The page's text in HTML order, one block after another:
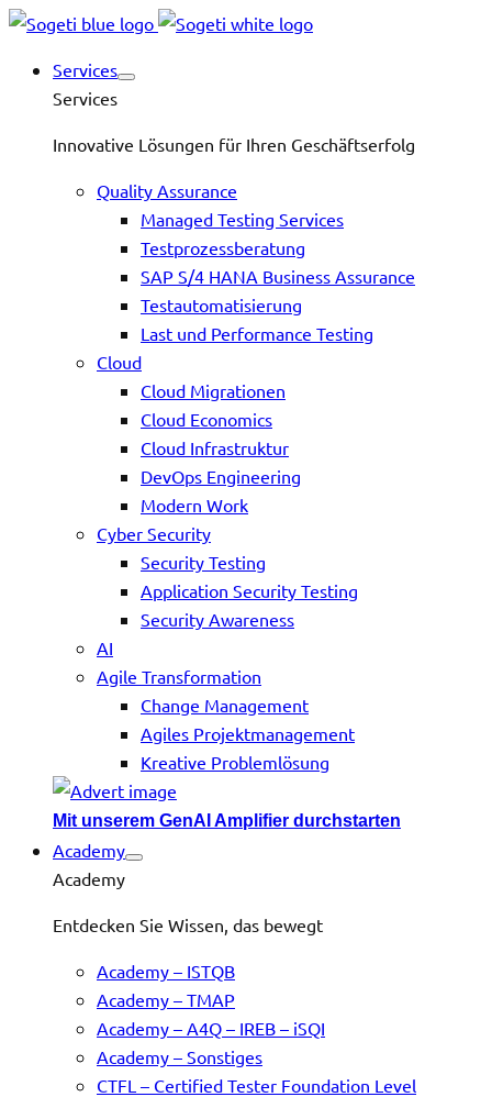
Services
Services
Innovative Lösungen für Ihren Geschäftserfolg
Quality Assurance
Managed Testing Services
Testprozessberatung
SAP S/4 HANA Business Assurance
Testautomatisierung
Last und Performance Testing
Cloud
Cloud Migrationen
Cloud Economics
Cloud Infrastruktur
DevOps Engineering
Modern Work
Cyber Security
Security Testing
Application Security Testing
Security Awareness
AI
Agile Transformation
Change Management
Agiles Projektmanagement
Kreative Problemlösung
Mit unserem GenAI Amplifier durchstarten
Academy
Academy
Entdecken Sie Wissen, das bewegt
Academy – ISTQB
Academy – TMAP
Academy – A4Q – IREB – iSQI
Academy – Sonstiges
CTFL – Certified Tester Foundation Level